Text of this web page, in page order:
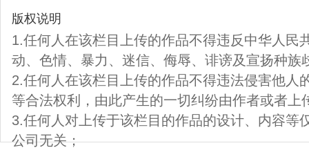
版权说明
1.任何人在该栏目上传的作品不得违反中华人民
动、色情、暴力、迷信、侮辱、诽谤及宣扬种族
2.任何人在该栏目上传的作品不得违法侵害他人
等合法权利，由此产生的一切纠纷由作者或者上
3.任何人对上传于该栏目的作品的设计、内容等
公司无关；